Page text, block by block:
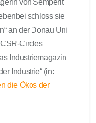
schloss sie
an der Donau Uni
Circles
Industriemagazin
Industrie“ (in:
die Ökos der